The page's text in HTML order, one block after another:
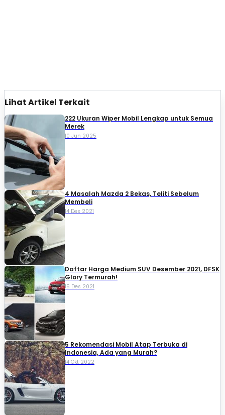
Lihat Artikel Terkait
222 Ukuran Wiper Mobil Lengkap untuk Semua
Merek
10 Jun 2025
4 Masalah Mazda 2 Bekas, Teliti Sebelum
Membeli
14 Des 2021
Daftar Harga Medium SUV Desember 2021, DFSK
Glory Termurah!
15 Des 2021
5 Rekomendasi Mobil Atap Terbuka di
Indonesia, Ada yang Murah?
14 Okt 2022